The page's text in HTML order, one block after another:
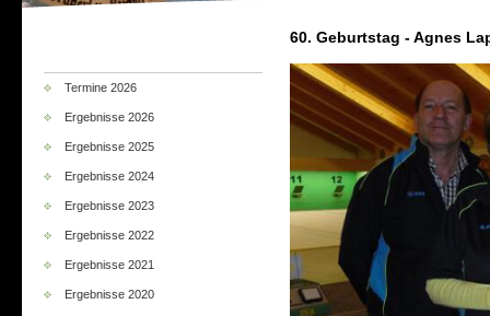
Termine 2026
Ergebnisse 2026
Ergebnisse 2025
Ergebnisse 2024
Ergebnisse 2023
Ergebnisse 2022
Ergebnisse 2021
Ergebnisse 2020
60. Geburtstag - Agnes